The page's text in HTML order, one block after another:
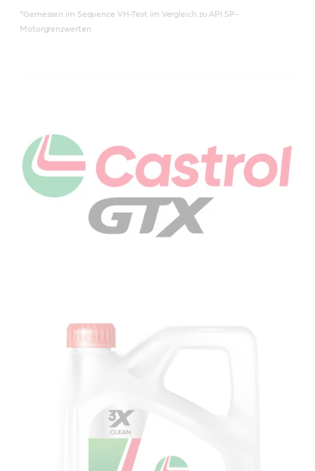
*Gemessen im Sequence VH-Test im Vergleich zu API SP-
Motorgrenzwerten